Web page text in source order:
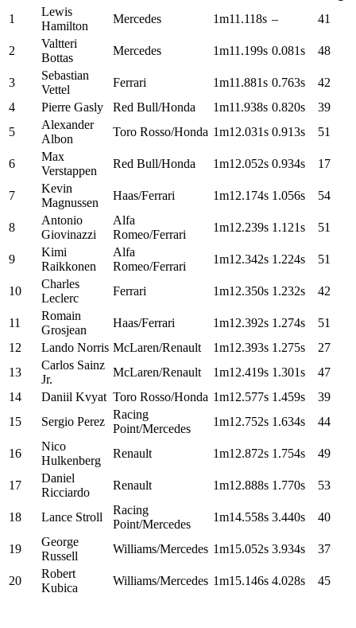
1
Lewis
Hamilton
Mercedes 1m11.118s – 41
2
Valtteri
Bottas
Mercedes 1m11.199s 0.081s 48
3
Sebastian
Vettel
Ferrari 1m11.881s 0.763s
42
4
Pierre Gasly Red Bull/Honda 1m11.938s 0.820s
39
5
Alexander
Albon
Toro Rosso/Honda 1m12.031s 0.913s 51
6
Max
Verstappen
Red Bull/Honda 1m12.052s 0.934s 17
7
Kevin
Magnussen
Haas/Ferrari 1m12.174s 1.056s 54
8
Antonio
Giovinazzi
Alfa
Romeo/Ferrari
1m12.239s 1.121s 51
9
Kimi
Raikkonen
Alfa
Romeo/Ferrari
1m12.342s 1.224s 51
10
Charles
Leclerc
Ferrari 1m12.350s 1.232s 42
11
Romain
Grosjean
Haas/Ferrari 1m12.392s 1.274s
51
12
Lando Norris McLaren/Renault 1m12.393s 1.275s
27
13
Carlos Sainz
Jr.
McLaren/Renault 1m12.419s 1.301s
47
14
Daniil Kvyat Toro Rosso/Honda 1m12.577s 1.459s
39
15
Sergio Perez
Racing
Point/Mercedes
1m12.752s 1.634s 44
16
Nico
Hulkenberg
Renault 1m12.872s 1.754s 49
17
Daniel
Ricciardo
Renault 1m12.888s 1.770s 53
18 Lance Stroll
Racing
Point/Mercedes
1m14.558s 3.440s 40
19
George
Russell
Williams/Mercedes 1m15.052s 3.934s 37
20
Robert
Kubica
Williams/Mercedes 1m15.146s 4.028s 45